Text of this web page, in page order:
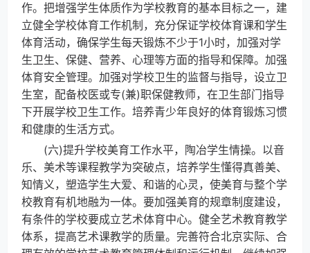
作。把增强学生体质作为学校教育的基本目标之一，建
立健全学校体育工作机制，充分保证学校体育课和学生
体育活动，确保学生每天锻炼不少于1小时，加强对学
生卫生、保健、营养、心理等方面的指导和保障。加强
体育安全管理。加强对学校卫生的监督与指导，设立卫
生室，配备校医或专(兼)职保健教师，在卫生部门指导
下开展学校卫生工作。培养青少年良好的体育锻炼习惯
和健康的生活方式。
(六)提升学校美育工作水平，陶冶学生情操。以音
乐、美术等课程教学为突破点，培养学生懂得真善美、
知情义，塑造学生大爱、和谐的心灵，使美育与整个学
校教育有机地融为一体。要加强美育的规章制度建设，
有条件的学校要成立艺术体育中心。健全艺术教育教学
体系，提高艺术课教学的质量。完善符合北京实际、合